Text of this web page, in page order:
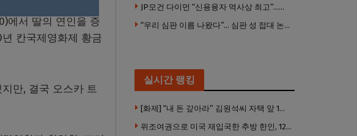
에서 딸의 연인을 증
칸국제영화제 황금
만, 결국 오스카 트
JP모건 다이먼 “신용융자 역사상 최고”…숨은 레버리지 경고
“우리 심판 이름 나왔다”… 심판 성 접대 논란에 日 축구계 발칵
실시간 랭킹
[화제] “내 돈 갚아라” 김원석씨 자택 앞 1인 광대 시위 … 한인 투자사, “108만 달러 못받아”
위조여권으로 미국 재입국한 추방 한인, 120만 달러 은행 사기 행각